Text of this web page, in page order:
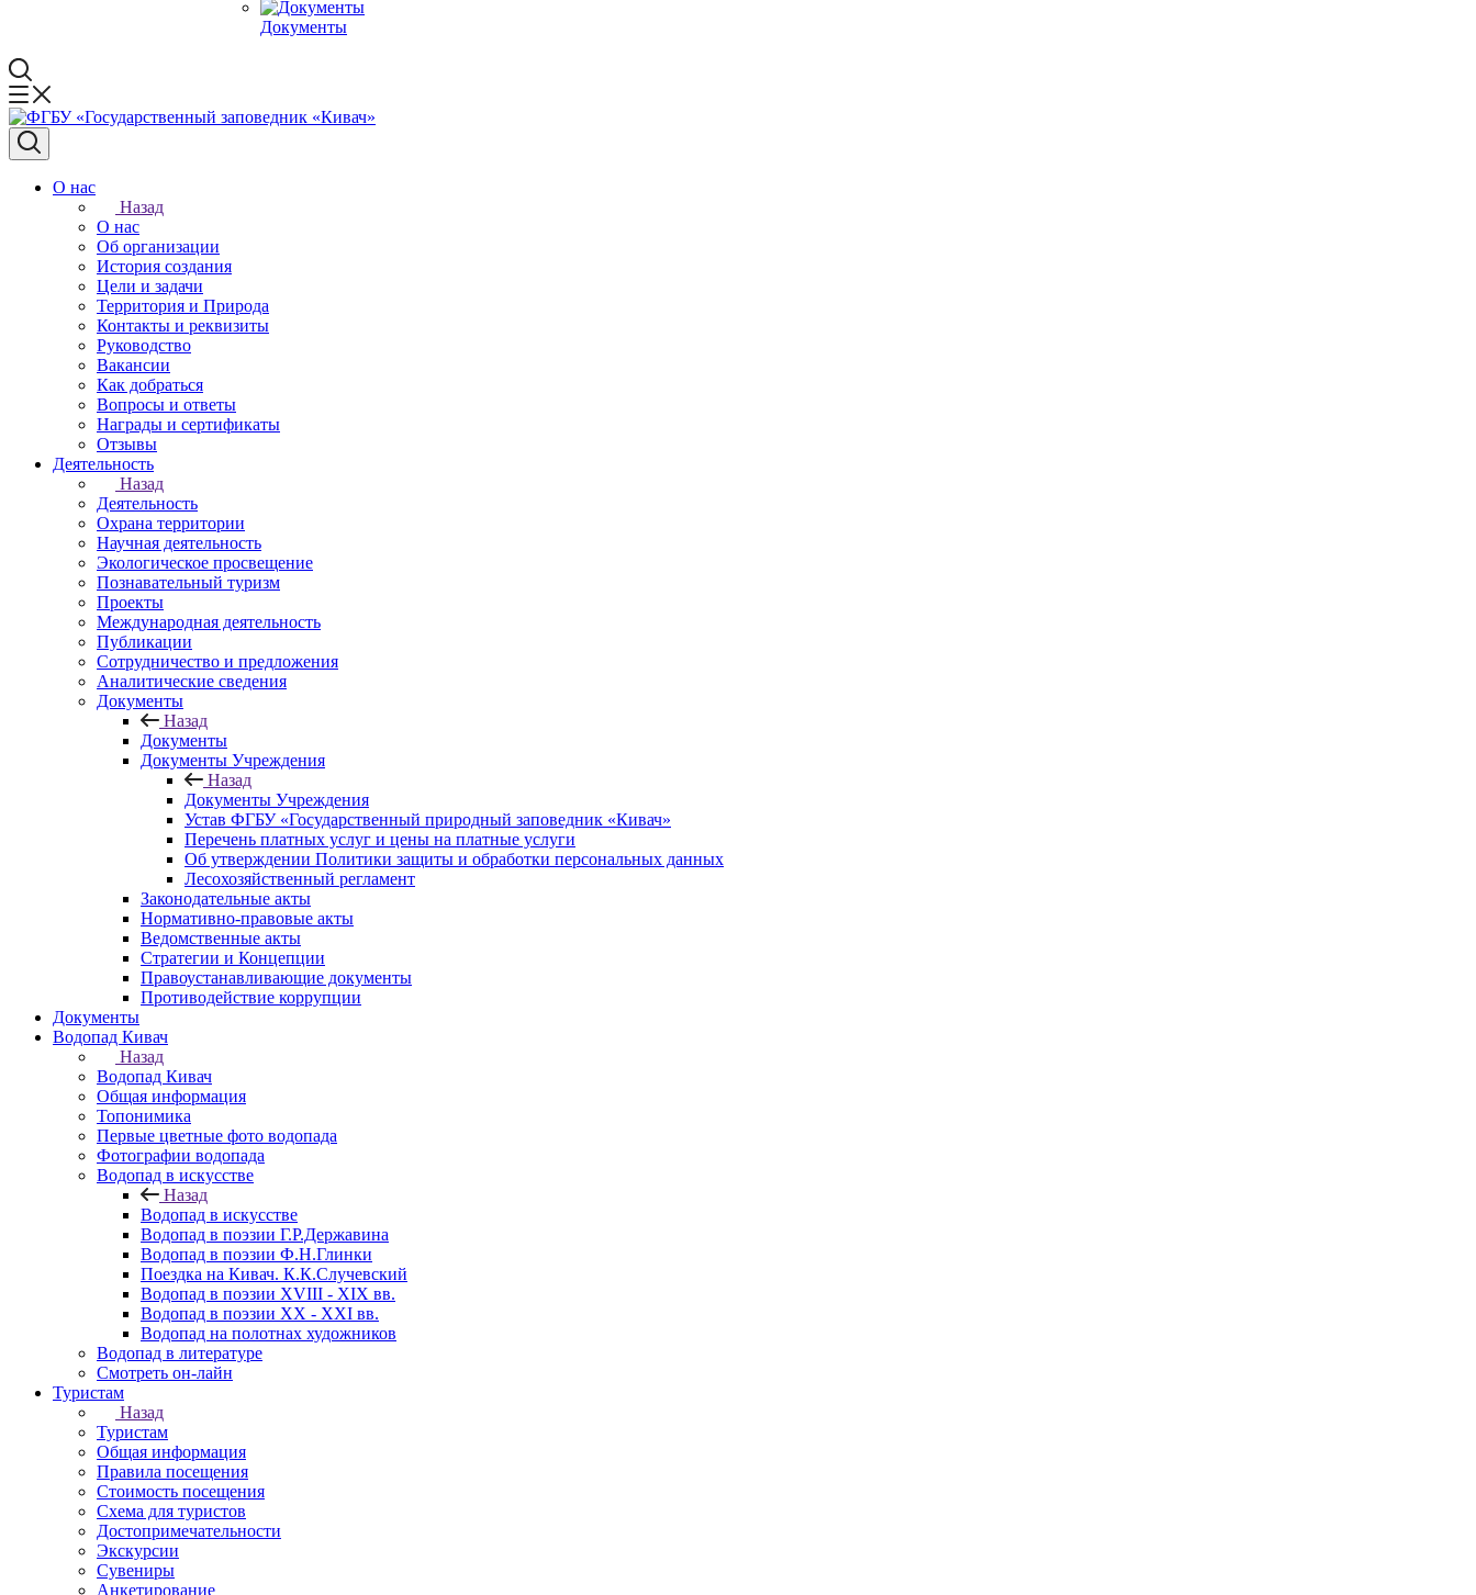
Документы
О нас
Назад
О нас
Об организации
История создания
Цели и задачи
Территория и Природа
Контакты и реквизиты
Руководство
Вакансии
Как добраться
Вопросы и ответы
Награды и сертификаты
Отзывы
Деятельность
Назад
Деятельность
Охрана территории
Научная деятельность
Экологическое просвещение
Познавательный туризм
Проекты
Международная деятельность
Публикации
Сотрудничество и предложения
Аналитические сведения
Документы
Назад
Документы
Документы Учреждения
Назад
Документы Учреждения
Устав ФГБУ «Государственный природный заповедник «Кивач»
Перечень платных услуг и цены на платные услуги
Об утверждении Политики защиты и обработки персональных данных
Лесохозяйственный регламент
Законодательные акты
Нормативно-правовые акты
Ведомственные акты
Стратегии и Концепции
Правоустанавливающие документы
Противодействие коррупции
Документы
Водопад Кивач
Назад
Водопад Кивач
Общая информация
Топонимика
Первые цветные фото водопада
Фотографии водопада
Водопад в искусстве
Назад
Водопад в искусстве
Водопад в поэзии Г.Р.Державина
Водопад в поэзии Ф.Н.Глинки
Поездка на Кивач. К.К.Случевский
Водопад в поэзии XVIII - XIX вв.
Водопад в поэзии XX - XXI вв.
Водопад на полотнах художников
Водопад в литературе
Смотреть он-лайн
Туристам
Назад
Туристам
Общая информация
Правила посещения
Стоимость посещения
Схема для туристов
Достопримечательности
Экскурсии
Сувениры
Анкетирование